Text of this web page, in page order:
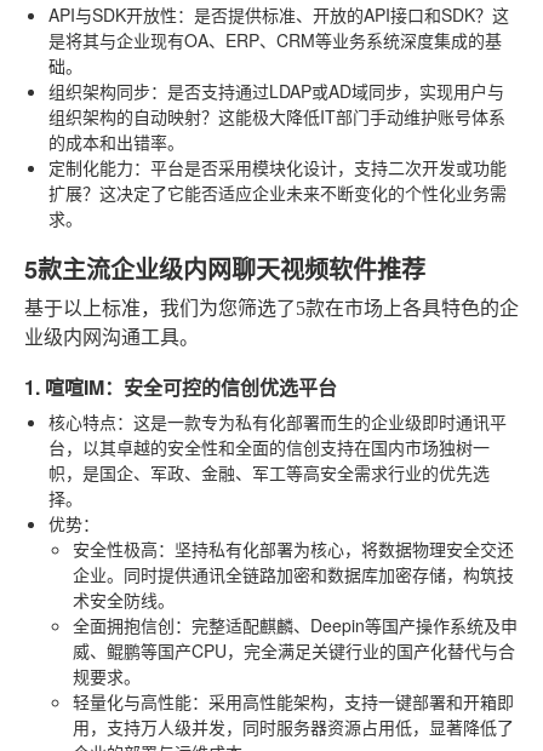
API与SDK开放性：是否提供标准、开放的API接口和SDK？这
是将其与企业现有OA、ERP、CRM等业务系统深度集成的基
础。
组织架构同步：是否支持通过LDAP或AD域同步，实现用户与
组织架构的自动映射？这能极大降低IT部门手动维护账号体系
的成本和出错率。
定制化能力：平台是否采用模块化设计，支持二次开发或功能
扩展？这决定了它能否适应企业未来不断变化的个性化业务需
求。
5款主流企业级内网聊天视频软件推荐
基于以上标准，我们为您筛选了5款在市场上各具特色的企
业级内网沟通工具。
1. 喧喧IM：安全可控的信创优选平台
核心特点：这是一款专为私有化部署而生的企业级即时通讯平
台，以其卓越的安全性和全面的信创支持在国内市场独树一
帜，是国企、军政、金融、军工等高安全需求行业的优先选
择。
优势：
安全性极高：坚持私有化部署为核心，将数据物理安全交还
企业。同时提供通讯全链路加密和数据库加密存储，构筑技
术安全防线。
全面拥抱信创：完整适配麒麟、Deepin等国产操作系统及申
威、鲲鹏等国产CPU，完全满足关键行业的国产化替代与合
规要求。
轻量化与高性能：采用高性能架构，支持一键部署和开箱即
用，支持万人级并发，同时服务器资源占用低，显著降低了